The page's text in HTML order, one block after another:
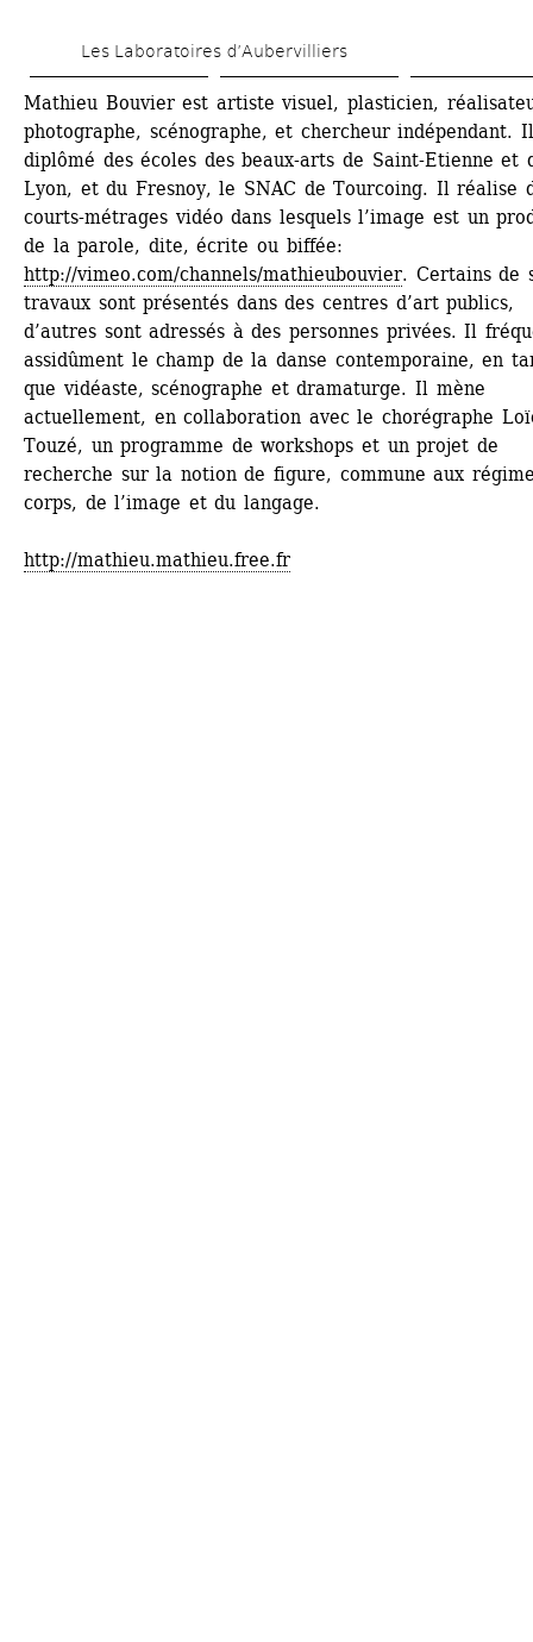
to
main
content
Les Laboratoires d’Aubervilliers
Mathieu Bouvier est artiste visuel, plasticien,
photographe, scénographe, et chercheur indépendant.
diplômé des écoles des beaux-arts de Saint-Etienne et
Lyon, et du Fresnoy, le SNAC de Tourcoing. Il réalise
courts-métrages vidéo dans lesquels l’image est un
de la parole, dite, écrite ou biffée:
http://vimeo.com/channels/mathieubouvier. Certains de
travaux sont présentés dans des centres d’art publics,
d’autres sont adressés à des personnes privées. Il
assidûment le champ de la danse contemporaine, en
que vidéaste, scénographe et dramaturge. Il mène
actuellement, en collaboration avec le chorégraphe
Touzé, un programme de workshops et un projet de
recherche sur la notion de figure, commune aux
corps, de l’image et du langage.
http://mathieu.mathieu.free.fr